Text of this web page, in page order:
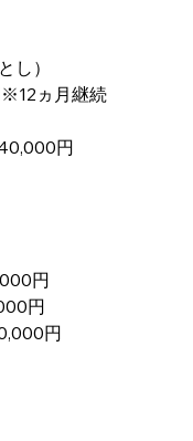
し）
ヵ月継続
円
円
円
円